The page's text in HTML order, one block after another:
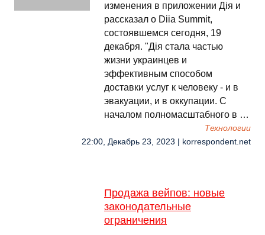
изменения в приложении Дія и
рассказал о Diia Summit,
состоявшемся сегодня, 19
декабря. "Дія стала частью
жизни украинцев и
эффективным способом
доставки услуг к человеку - и в
эвакуации, и в оккупации. С
началом полномасштабного в …
Технологии
22:00, Декабрь 23, 2023 | korrespondent.net
Продажа вейпов: новые
законодательные
ограничения